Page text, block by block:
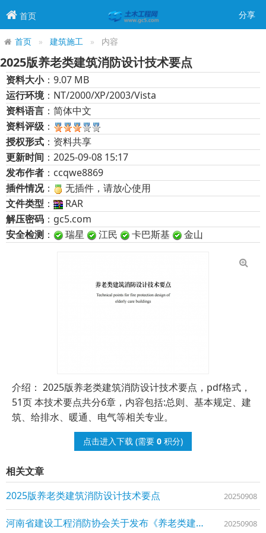
首页 分享
首页 建筑施工 内容
2025版养老类建筑消防设计技术要点
资料大小：9.07 MB
运行环境：NT/2000/XP/2003/Vista
资料语言 ：简体中文
资料评级 ：
授权形式 ：资料共享
更新时间 ：2025-09-08 15:17
发布作者 ：ccqwe8869
插件情况：
无插件，请放心使用
文件类型 ：
RAR
解压密码 ：gc5.com
安全检测 ： 瑞星 江民 卡巴斯基 金山
介绍： 2025版养老类建筑消防设计技术要点，pdf格式，
51页 本技术要点共分6章，内容包括:总则、基本规定、建
筑、给排水、暖通、电气等相关专业。
点击进入下载 (需要 0 积分)
相关文章
2025版养老类建筑消防设计技术要点
20250908
河南省建设工程消防协会关于发布《养老类建筑消防设计技术要点》的公告 20250908